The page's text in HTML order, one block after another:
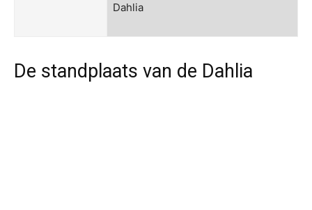
Dahlia
De standplaats van de Dahlia